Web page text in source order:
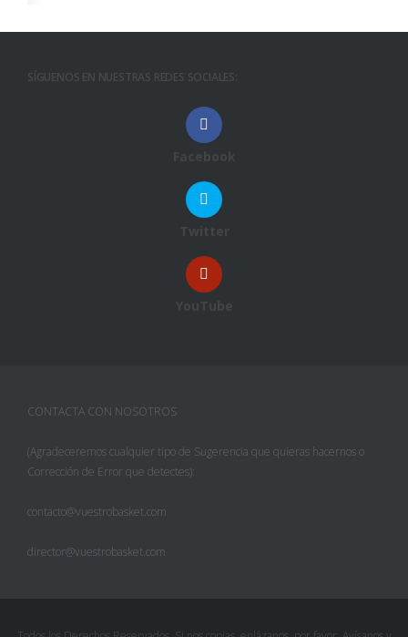
SÍGUENOS EN NUESTRAS REDES SOCIALES:
Facebook
Twitter
YouTube
CONTACTA CON NOSOTROS
(Agradeceremos cualquier tipo de Sugerencia que quieras hacernos o
Corrección de Error que detectes):
contacto@vuestrobasket.com
director@vuestrobasket.com